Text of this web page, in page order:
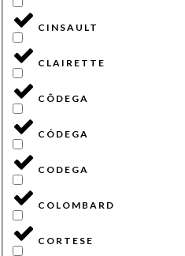
CINSAULT
CLAIRETTE
CÔDEGA
CÓDEGA
CODEGA
COLOMBARD
CORTESE